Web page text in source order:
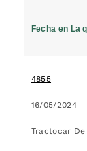
Fecha en La
4855
16/05/2024
Tractocar De